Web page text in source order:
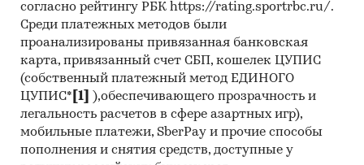
ЗАВОД`, АО `БОАЗ`, ООО `РУСАЛ ТАЙШЕТ`, АО
`РУСАЛ НОВОКУЗНЕЦК`, АО `СИАЙТИ
ТЕРМИНАЛ`, АО `ЗАВОД АЛЮМИНИЕВЫХ
СПЛАВОВ`, АО `ОК РУСАЛ УРАЛЬСКИЙ
АЛЮМИНИЙ`, ООО `ФЕСКО
ИНТЕГРИРОВАННЫЙ ТРАНСПОРТ`, АО
`АНКУВЕР`, ООО `СИБИНТЕРТРАНС`, ООО `СЕАЛ
И К`, ООО `АМС`, АО `ДМТ`, ООО `РЕСМЕТ`, ООО
согласно рейтингу РБК https://rating.sportrbc.ru/.
Среди платежных методов были
проанализированы привязанная банковская
карта, привязанный счет СБП, кошелек ЦУПИС
(собственный платежный метод ЕДИНОГО
ЦУПИС* [1]
),обеспечивающего прозрачность и
легальность расчетов в сфере азартных игр),
мобильные платежи, SberPay и прочие способы
пополнения и снятия средств, доступные у